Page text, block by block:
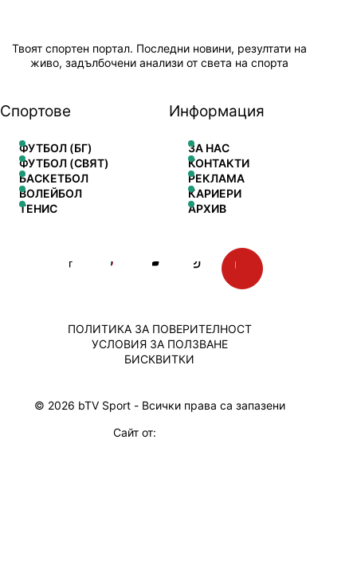
Твоят спортен портал. Последни новини, резултати на
живо, задълбочени анализи от света на спорта
Спортове
ФУТБОЛ (БГ)
ФУТБОЛ (СВЯТ)
БАСКЕТБОЛ
ВОЛЕЙБОЛ
ТЕНИС
Информация
ЗА НАС
КОНТАКТИ
РЕКЛАМА
КАРИЕРИ
АРХИВ
© 2026 bTV Sport - Всички права са запазени
ПОЛИТИКА ЗА ПОВЕРИТЕЛНОСТ
УСЛОВИЯ ЗА ПОЛЗВАНЕ
БИСКВИТКИ
Сайт от: